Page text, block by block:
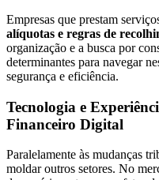
Empresas que prestam
alíquotas e regras de
organização e a busca por
determinantes para navegar
segurança e eficiência.
Tecnologia e
Financeiro Digital
Paralelamente às mudanças
moldar outros setores. No